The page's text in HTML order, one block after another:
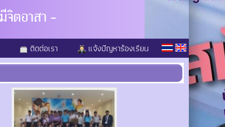
ติดต่อเรา แจ้งปัญหาร้องเรียน